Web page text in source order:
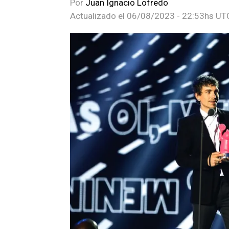
Por Juan Ignacio Lofredo
Actualizado el 06/08/2023 - 22:53hs